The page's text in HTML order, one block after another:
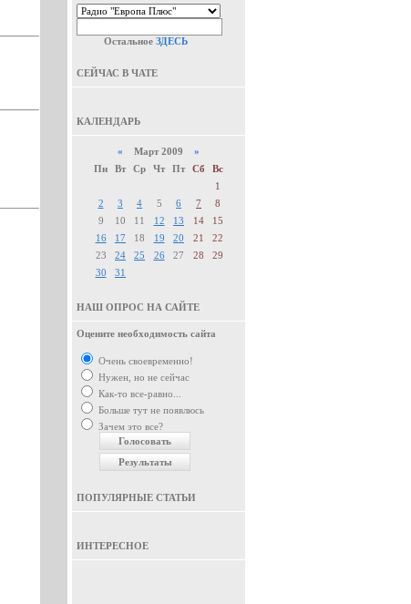
Остальное ЗДЕСЬ
СЕЙЧАС В ЧАТЕ
КАЛЕНДАРЬ
« Март 2009 »
Пн
Вт Ср Чт Пт Сб
Вс
1
2
3 4 5 6 7
8
9
10 11 12 13 14
15
16
17 18 19 20 21
22
23
24 25 26 27 28
29
30
31
НАШ ОПРОС НА САЙТЕ
Оцените необходимость сайта
Очень своевременно!
Нужен, но не сейчас
Как-то все-равно...
Больше тут не появлюсь
Зачем это все?
ПОПУЛЯРНЫЕ СТАТЬИ
ИНТЕРЕСНОЕ